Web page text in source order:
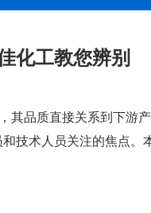
化工教您辨别
品质直接关系到下游
技术人员关注的焦点。